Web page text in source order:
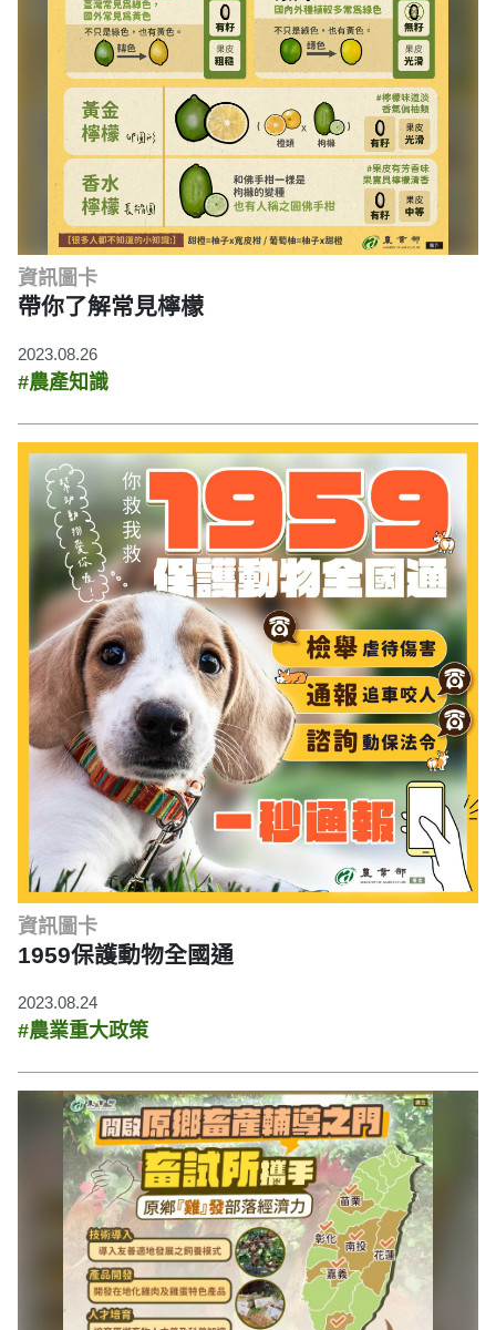
資訊圖卡
帶你了解常見檸檬
2023.08.26
#農產知識
資訊圖卡
1959保護動物全國通
2023.08.24
#農業重大政策